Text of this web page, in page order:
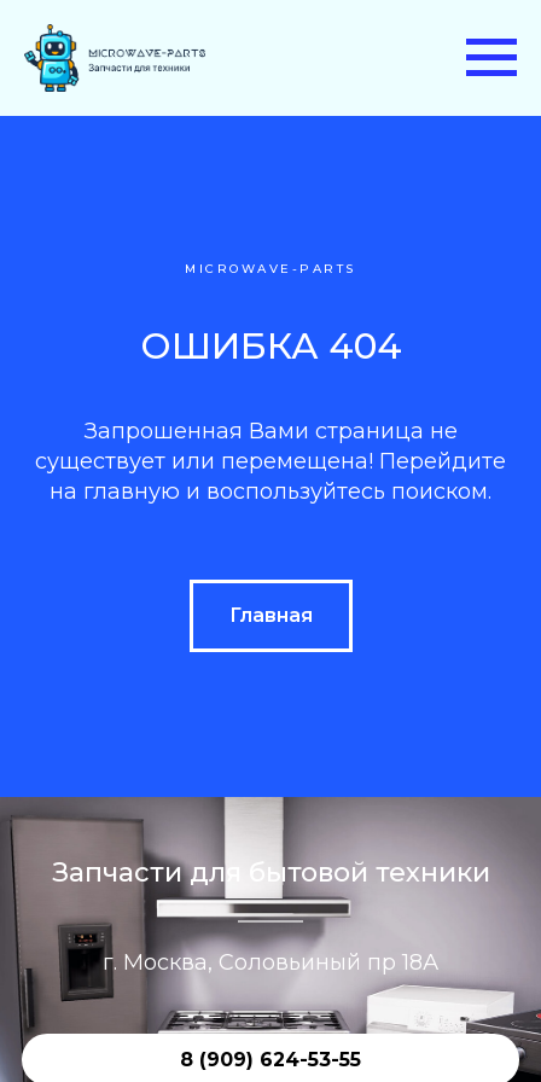
MICROWAVE-PARTS
ОШИБКА 404
Запрошенная Вами страница не
существует или перемещена! Перейдите
на главную и воспользуйтесь поиском.
Главная
Запчасти для бытовой техники
г. Москва, Соловьиный пр 18А
8 (909) 624-53-55